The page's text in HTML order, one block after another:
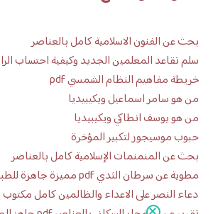
بحث عن الفنون الاسلامية كامل بالعناصر
سلم تقاعد المعلمين الجديد وكيفية احتساب
خريطة مفاهيم النظام الشمسي pdf
من هو سامر اسماعيل ويكيبيديا
من هو يوسف انطاكي ويكيبيديا
حبوب موسيجور لتكبير المؤخرة
بحث عن المنمنمات الإسلامية كامل بالعناصر
مطوية عن سرطان الثدي pdf مميزة جاهزة للطباعة
دعاء النصر على الاعداء والظالمين كامل مكتوب